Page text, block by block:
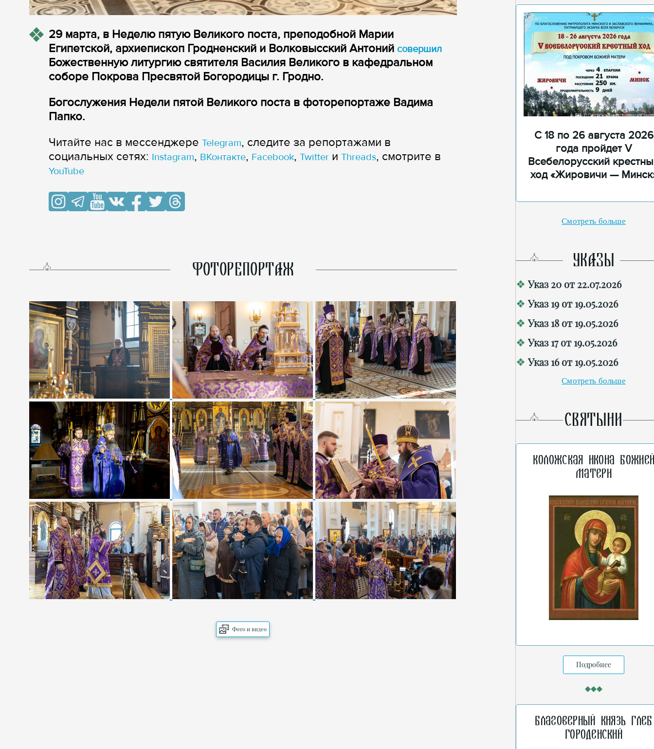
29 марта, в Неделю пятую Великого поста, преподобной Марии
Египетской, архиепископ Гродненский и Волковысский Антоний совершил
Божественную литургию святителя Василия Великого в кафедральном
соборе Покрова Пресвятой Богородицы г. Гродно.
Богослужения Недели пятой Великого поста в фоторепортаже Вадима
Папко.
Читайте нас в мессенджере Telegram, следите за репортажами в
cоциальных сетях: Instagram, ВКонтакте, Facebook, Twitter и Threads, смотрите в
YouTube
ФОТОРЕПОРТАЖ
Фото и видео
С 18 по 26 августа 2026
года пройдет V
Всебелорусский
ход «Жировичи —
Смотреть больше
УКАЗЫ
Указ 20 от 22.07.2026
Указ 19 от 19.05.2026
Указ 18 от 19.05.2026
Указ 17 от 19.05.2026
Указ 16 от 19.05.2026
Смотреть больше
СВЯТЫНИ
Коложская икона
Матери
Подробнее
Благоверный князь Глеб
Городенский